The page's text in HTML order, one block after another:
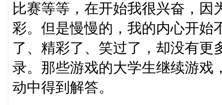
比赛等等，在开始我很兴奋，
彩。但是慢慢的，我的内心开始
了、精彩了、笑过了，却没有更
录。那些游戏的大学生继续游戏
动中得到解答。